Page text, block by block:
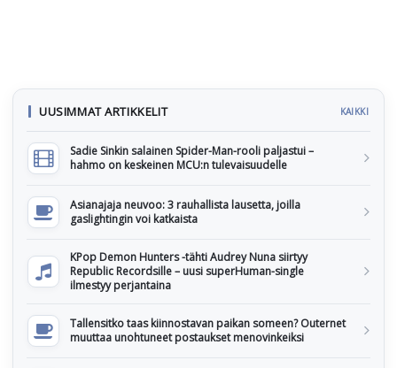
UUSIMMAT ARTIKKELIT KAIKKI
Sadie Sinkin salainen Spider-Man-rooli paljastui –
hahmo on keskeinen MCU:n tulevaisuudelle
Asianajaja neuvoo: 3 rauhallista lausetta, joilla
gaslightingin voi katkaista
KPop Demon Hunters -tähti Audrey Nuna siirtyy
Republic Recordsille – uusi superHuman-single
ilmestyy perjantaina
Tallensitko taas kiinnostavan paikan someen? Outernet
muuttaa unohtuneet postaukset menovinkeiksi